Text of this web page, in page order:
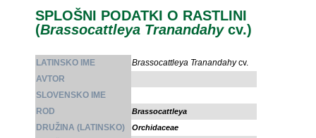
SPLOŠNI PODATKI O RASTLINI
(Brassocattleya Tranandahycv.)
LATINSKO IME Brassocattleya Tranandahycv.
AVTOR
SLOVENSKO IME
ROD
Brassocattleya
DRUŽINA (LATINSKO) Orchidaceae